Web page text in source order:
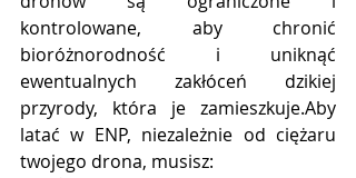
kontrolowane, aby chronić
bioróżnorodność i uniknąć
ewentualnych zakłóceń dzikiej
przyrody, która je zamieszkuje.Aby
latać w ENP, niezależnie od ciężaru
twojego drona, musisz: